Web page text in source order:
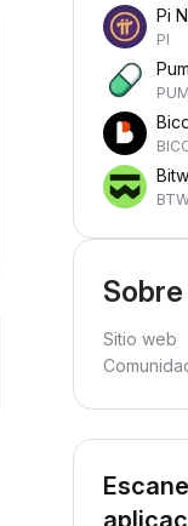
Pi
PI
Sitio web